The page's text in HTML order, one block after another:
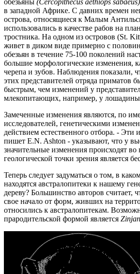
в западной Африке. С давних времен
острова, относящиеся к Малым
использовались в качестве рабов на
тростника. На одном из островов (St.
живет в диком виде примерно с
обезьян в течение 75-100 поколений
большие морфологические изменения,
черепа и зубов. Наблюдения показали,
этих представителей отряда приматов
быстрым, чем изменений у
млекопитающих, например, у
Замеченные изменения являются, по
исследователей, генетическими
действием естественного отбора. - Эти
пишет Е.N. Ashton - указывают, что у
значительные изменения происходят во
геологической точки зрения является
Теперь следует задуматься о том, в
находятся австралопитеки к нашему
дереву? Большинство авторов считает,
свое начало от форм, живших на
относились к австралопитекам.
прародительской формой является